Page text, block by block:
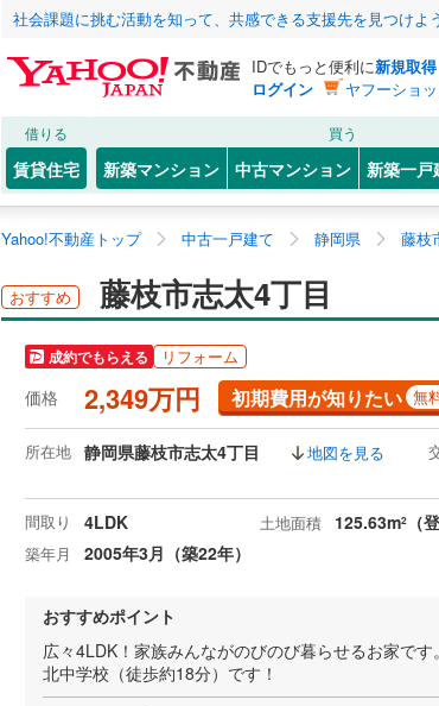
社会課題に挑む活動を知って、共感できる支援先を見つけよ
IDでもっと便利に新規取得
ログイン
ヤフーショ
借りる
賃貸住宅
買う
新築マンション 中古マンション 新築一戸
Yahoo!不動産トップ 中古一戸建て 静岡県 藤枝
おすすめ 藤枝市志太4丁目
成約でもらえる リフォーム
価格 2,349万円 初期費用が知りたい 無
所在地 静岡県藤枝市志太4丁目 地図を見る
間取り 4LDK 土地面積 125.63m2 （
築年月 2005年3月（築22年）
おすすめポイント
広々4LDK！家族みんながのびのび暮らせるお家で
北中学校（徒歩約18分）です！